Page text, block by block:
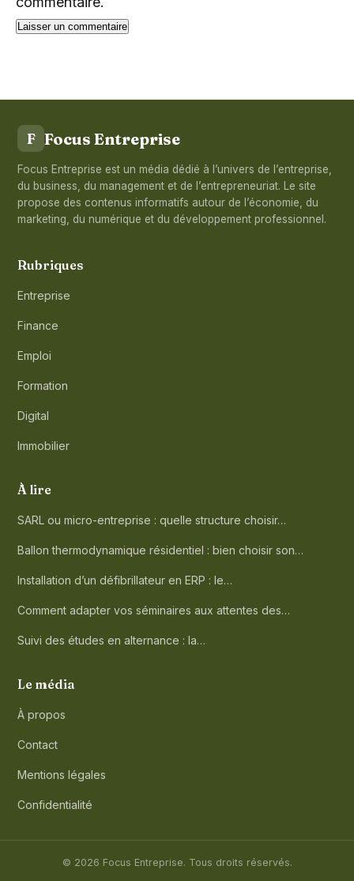
F Focus Entreprise
Focus Entreprise est un média dédié à l’univers de l’entreprise,
du business, du management et de l’entrepreneuriat. Le site
propose des contenus informatifs autour de l’économie, du
marketing, du numérique et du développement professionnel.
Rubriques
Entreprise
Finance
Emploi
Formation
Digital
Immobilier
À lire
SARL ou micro-entreprise : quelle structure choisir…
Ballon thermodynamique résidentiel : bien choisir son…
Installation d’un défibrillateur en ERP : le…
Comment adapter vos séminaires aux attentes des…
Suivi des études en alternance : la…
Le média
À propos
Contact
Mentions légales
Confidentialité
© 2026 Focus Entreprise. Tous droits réservés.